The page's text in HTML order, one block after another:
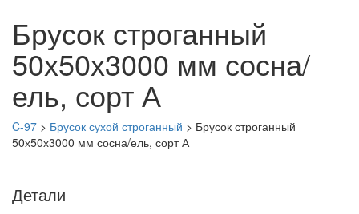
Брусок строганный
50х50х3000 мм сосна/
ель, сорт А
C-97 > Брусок сухой строганный > Брусок строганный
50х50х3000 мм сосна/ель, сорт А
Детали